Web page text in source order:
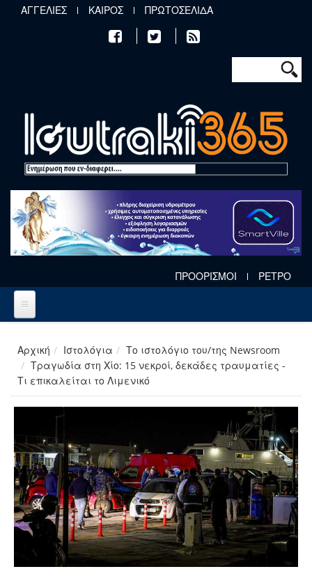
Παράκαμψη προς το κυρίως περιεχόμενο
ΑΓΓΕΛΙΕΣ ΚΑΙΡΟΣ ΠΡΩΤΟΣΕΛΙΔΑ
Φόρμα
Αναζήτηση
ΠΡΟΟΡΙΣΜΟΙ ΡΕΤΡΟ
Αρχική Ιστολόγια
Το ιστολόγιο του/της Newsroom
Τραγωδία στη Χίο: 15 νεκροί, δεκάδες τραυματίες -
Τι επικαλείται το Λιμενικό